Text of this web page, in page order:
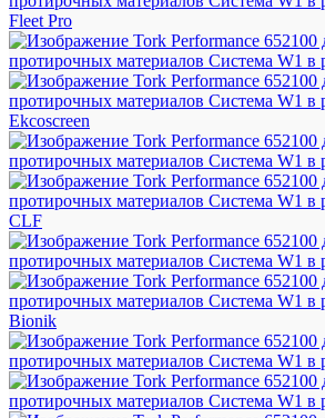
Fleet Pro
Ekcoscreen
CLF
Bionik